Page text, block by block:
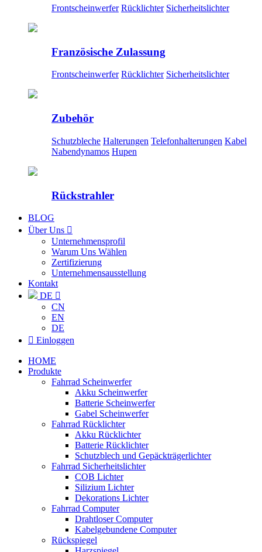
Frontscheinwerfer Rücklichter Sicherheitslichter
Französische Zulassung
Frontscheinwerfer Rücklichter Sicherheitslichter
Zubehör
Schutzbleche Halterungen Telefonhalterungen Kabel
Nabendynamos Hupen
Rückstrahler
BLOG
Über Uns 
Unternehmensprofil
Warum Uns Wählen
Zertifizierung
Unternehmensausstellung
Kontakt
DE 
CN
EN
DE
 Einloggen
HOME
Produkte
Fahrrad Scheinwerfer
Akku Scheinwerfer
Batterie Scheinwerfer
Gabel Scheinwerfer
Fahrrad Rücklichter
Akku Rücklichter
Batterie Rücklichter
Schutzblech und Gepäckträgerlichter
Fahrrad Sicherheitslichter
COB Lichter
Silizium Lichter
Dekorations Lichter
Fahrrad Computer
Drahtloser Computer
Kabelgebundene Computer
Rückspiegel